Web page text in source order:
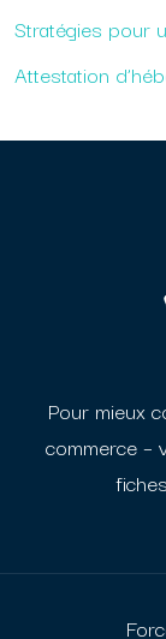
Stratégies pour
Attestation
Pour mieux
commerce –